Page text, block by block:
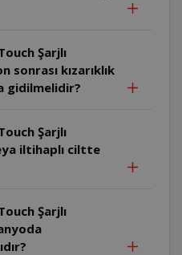
Şarjlı
sonrası kızarıklık
gidilmelidir?
Şarjlı
iltihaplı ciltte
Şarjlı